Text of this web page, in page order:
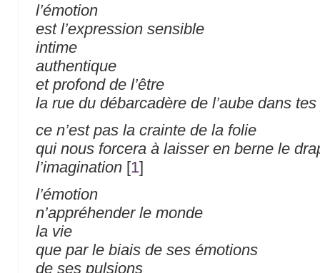
l’émotion
est l’expression sensible
intime
authentique
et profond de l’être
la rue du débarcadère de l’aube dans
ce n’est pas la crainte de la folie
qui nous forcera à laisser en berne le
l’imagination [1]
l’émotion
n’appréhender le monde
la vie
que par le biais de ses émotions
de ses pulsions